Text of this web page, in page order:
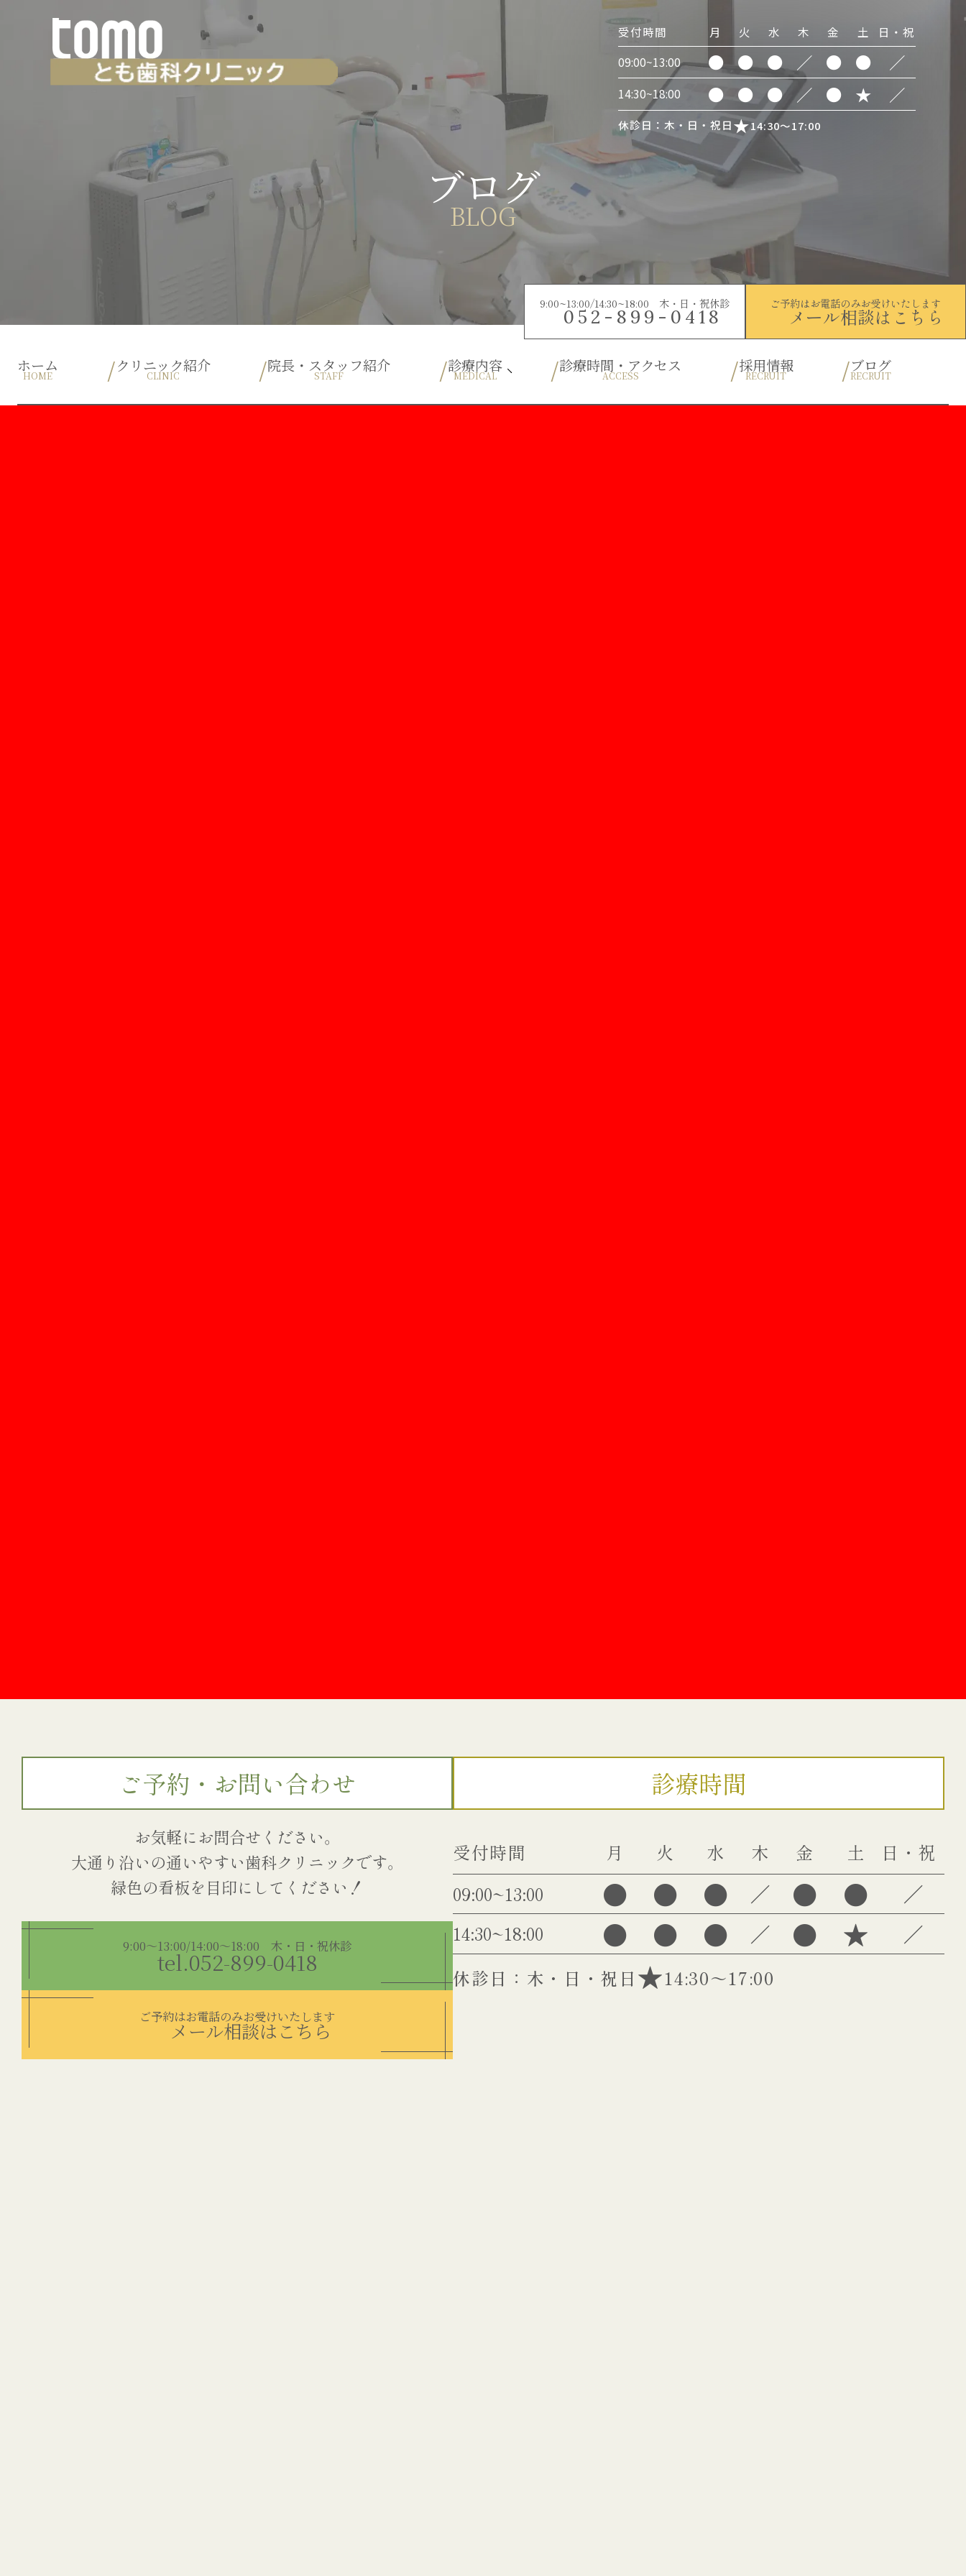
ブログ
BLOG
受付時間 月 火 水 木 金 土
日・祝
09:00~13:00
● ● ● ／ ● ● ／
14:30~18:00 ● ● ● ／ ● ★ ／
休診日：木・日・祝日 14:30～17:00
9:00~13:00/14:30~18:00 木・日・祝休診
052-899-0418
ご予約はお電話のみお受けいたします
メール相談はこちら
ホーム
HOME
クリニック紹介
CLINIC
院長・スタッフ紹介
STAFF
診療内容
MEDICAL
診療時間・アクセス
ACCESS
採用情報
RECRUIT
ブログ
RECRUIT
ご予約・お問い合わせ
お気軽にお問合せください。
大通り沿いの通いやすい歯科クリニックです。
9:00～13:00/14:00～18:00 木・日・祝休診
tel.052-899-0418
ご予約はお電話のみお受けいたします
メール相談はこちら
診療時間
受付時間 月 火 水 木 金 土
日・祝
09:00~13:00
● ● ● ／ ● ● ／
14:30~18:00 ● ● ● ／ ● ★ ／
休診日：木・日・祝日 14:30～17:00